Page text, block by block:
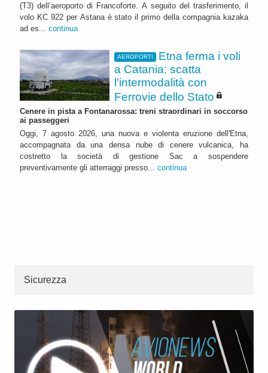
(T3) dell’aeroporto di Francoforte. A seguito del trasferimento, il
volo KC 922 per Astana è stato il primo della compagnia kazaka
ad es... continua
AEROPORTI
Etna ferma i voli
a Catania: scatta
l'intermodalità con
Ferrovie dello Stato
Cenere in pista a Fontanarossa: treni straordinari in soccorso
ai passeggeri
Oggi, 7 agosto 2026, una nuova e violenta eruzione dell'Etna,
accompagnata da una densa nube di cenere vulcanica, ha
costretto la società di gestione Sac a sospendere
preventivamente gli atterraggi presso... continua
Sicurezza